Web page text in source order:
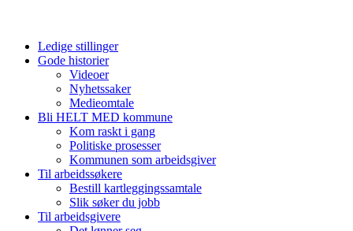
Ledige stillinger
Gode historier
Videoer
Nyhetssaker
Medieomtale
Bli HELT MED kommune
Kom raskt i gang
Politiske prosesser
Kommunen som arbeidsgiver
Til arbeidssøkere
Bestill kartleggingssamtale
Slik søker du jobb
Til arbeidsgivere